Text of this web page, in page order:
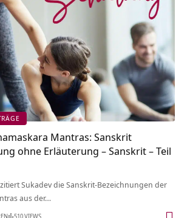
Mantras: Sanskrit
ohne Erläuterung – Sanskrit – Teil
Sukadev die Sanskrit-Bezeichnungen der
aus der…